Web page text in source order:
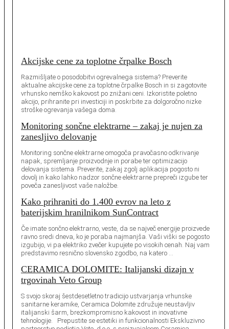
Akcijske cene za toplotne črpalke Bosch
Razmišljate o posodobitvi ogrevalnega sistema? Preverite
aktualne akcijske cene za toplotne črpalke Bosch in si zagotovite
vrhunsko nemško kakovost po znižani ceni. Izkoristite poletno
akcijo, prihranite pri investiciji in poskrbite za dolgoročno nizke
stroške ogrevanja vašega doma.
Monitoring sončne elektrarne – zakaj je nujen za
zanesljivo delovanje
Monitoring sončne elektrarne omogoča pravočasno odkrivanje
napak, spremljanje proizvodnje in porabe ter optimizacijo
delovanja sistema. Preverite, zakaj zgolj aplikacija pogosto ni
dovolj in kako lahko nadzor sončne elektrarne prepreči izgube ter
poveča zanesljivost vaše naložbe.
Kako prihraniti do 1.400 evrov na leto z
baterijskim hranilnikom SunContract
Če imate sončno elektrarno, veste, da se največ energije proizvede
ravno sredi dneva, ko je poraba najmanjša. Vaši viški se pogosto
izgubijo, vi pa elektriko zvečer kupujete po visokih cenah. Naj vam
predstavimo resnično slovensko zgodbo, na katero …
CERAMICA DOLOMITE: Italijanski dizajn v
trgovinah Veto Group
S svojo skoraj šestdesetletno tradicijo ustvarjanja vrhunske
sanitarne keramike, Ceramica Dolomite združuje neustavljiv
italijanski šarm, brezkompromisno kakovost in inovativne
tehnologije. Prepustite se estetiki in funkcionalnosti Ekskluzivno